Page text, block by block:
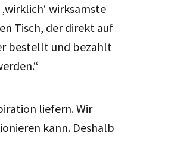
wirksamste
Tisch, der direkt auf
bestellt und bezahlt
liefern. Wir
kann. Deshalb